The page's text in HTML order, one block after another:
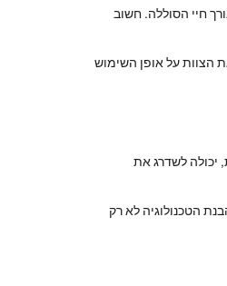
חיי הסוללה. חשוב
הצוות על אופן השימוש
יכולה לשדרג את
הטכנולוגיה לא רק